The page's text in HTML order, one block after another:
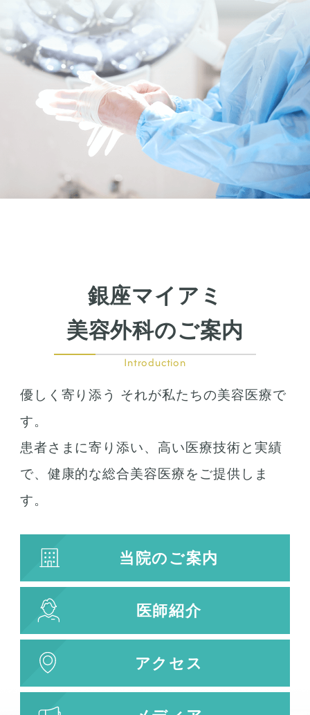
銀座マイアミ
美容外科のご案内
Introduction
優しく寄り添う それが私たちの美容医療で
す。
患者さまに寄り添い、高い医療技術と実績
で、健康的な総合美容医療をご提供しま
す。
当院のご案内
医師紹介
アクセス